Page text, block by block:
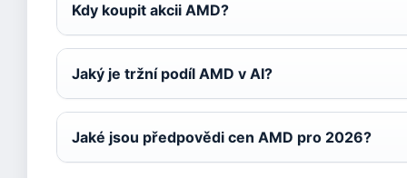
Kdy koupit akcii AMD?
Jaký je tržní podíl AMD v AI?
Jaké jsou předpovědi cen AMD pro 2026?